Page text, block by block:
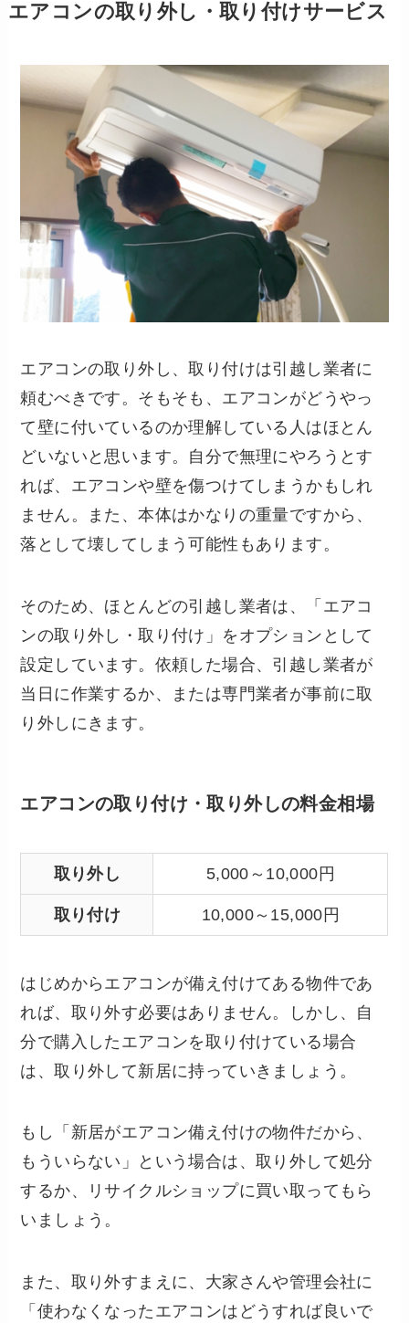
エアコンの取り外し・取り付けサービス
エアコンの取り外し、取り付けは引越し業者に
頼むべきです。そもそも、エアコンがどうやっ
て壁に付いているのか理解している人はほとん
どいないと思います。自分で無理にやろうとす
れば、エアコンや壁を傷つけてしまうかもしれ
ません。また、本体はかなりの重量ですから、
落として壊してしまう可能性もあります。
そのため、ほとんどの引越し業者は、「エアコ
ンの取り外し・取り付け」をオプションとして
設定しています。依頼した場合、引越し業者が
当日に作業するか、または専門業者が事前に取
り外しにきます。
エアコンの取り付け・取り外しの料金相場
取り外し 5,000～10,000円
取り付け 10,000～15,000円
はじめからエアコンが備え付けてある物件であ
れば、取り外す必要はありません。しかし、自
分で購入したエアコンを取り付けている場合
は、取り外して新居に持っていきましょう。
もし「新居がエアコン備え付けの物件だから、
もういらない」という場合は、取り外して処分
するか、リサイクルショップに買い取ってもら
いましょう。
また、取り外すまえに、大家さんや管理会社に
「使わなくなったエアコンはどうすれば良いで